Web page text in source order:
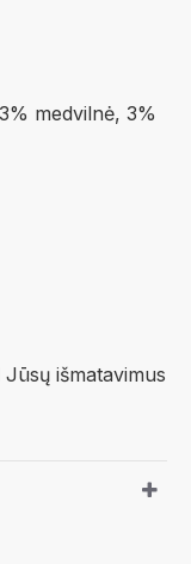
medvilnė, 3%
išmatavimus